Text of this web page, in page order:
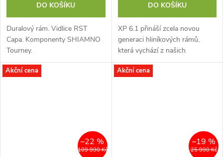
DO KOŠÍKU
Duralový rám. Vidlice RST
Capa. Komponenty SHIAMNO
Tourney.
DO KOŠÍKU
XP 6.1 přináší zcela novou
generaci hliníkových rámů,
která vychází z našich
špičkových karbonových
modelů. Rám má moderní
Akční cena
109 990 Kč
–22 %
Akční cena
25 990 Kč
–19 %